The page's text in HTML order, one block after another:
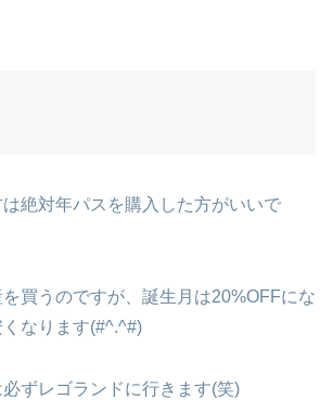
絶対年パスを購入した方がいいで
買うのですが、誕生月は20%OFFにな
なります(#^.^#)
ずレゴランドに行きます(笑)